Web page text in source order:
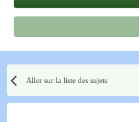
Aller sur la liste des sujets